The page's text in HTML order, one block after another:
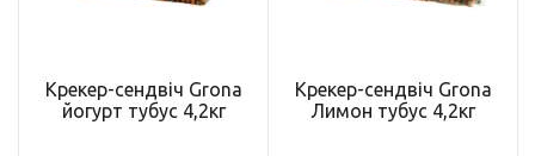
Крекер-сендвіч Grona
йогурт тубус 4,2кг
Крекер-сендвіч Grona
Лимон тубус 4,2кг